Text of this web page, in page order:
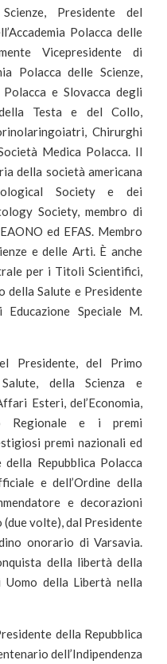
Presidente del
Polacca delle
Vicepresidente di
Polacca delle Scienze,
e Slovacca degli
Testa e del Collo,
Chirurghi
Medica Polacca. Il
della società americana
Society e dei
Society, membro di
ed EFAS. Membro
e delle Arti. È anche
per i Titoli Scientifici,
della Salute e Presidente
Educazione Speciale M.
Presidente, del Primo
della Scienza e
Esteri, del’Economia,
Regionale e i premi
premi nazionali ed
Repubblica Polacca
e dell’Ordine della
e decorazioni
volte), dal Presidente
onorario di Varsavia.
della libertà della
della Libertà nella
della Repubblica
dell’Indipendenza